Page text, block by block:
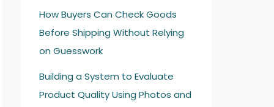
How Buyers Can Check Goods
Before Shipping Without Relying
on Guesswork
Building a System to Evaluate
Product Quality Using Photos and